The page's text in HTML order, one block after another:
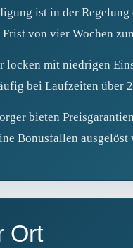
ist in der
von vier Wochen
locken mit niedrigen
bei Laufzeiten über
bieten
Bonusfallen ausgelöst
Ort